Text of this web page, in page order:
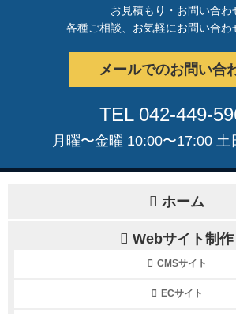
お見積もり・お問い合わ
各種ご相談、お気軽にお問い合わ
メールでのお問い合
TEL 042-449-
月曜〜金曜 10:00〜17:00 土
ホーム
Webサイト制作
CMSサイト
ECサイト